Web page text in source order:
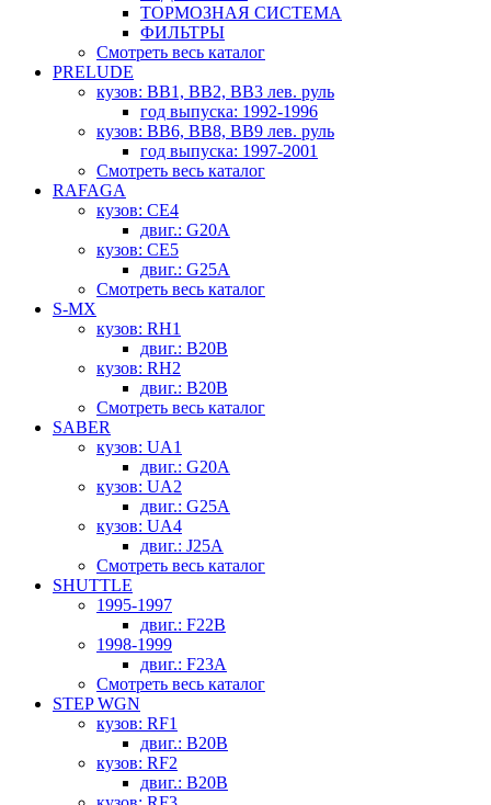
ТОРМОЗНАЯ СИСТЕМА
ФИЛЬТРЫ
Смотреть весь каталог
PRELUDE
кузов: BB1, BB2, BB3 лев. руль
год выпуска: 1992-1996
кузов: BB6, BB8, BB9 лев. руль
год выпуска: 1997-2001
Смотреть весь каталог
RAFAGA
кузов: CE4
двиг.: G20A
кузов: CE5
двиг.: G25A
Смотреть весь каталог
S-MX
кузов: RH1
двиг.: B20B
кузов: RH2
двиг.: B20B
Смотреть весь каталог
SABER
кузов: UA1
двиг.: G20A
кузов: UA2
двиг.: G25A
кузов: UA4
двиг.: J25A
Смотреть весь каталог
SHUTTLE
1995-1997
двиг.: F22B
1998-1999
двиг.: F23A
Смотреть весь каталог
STEP WGN
кузов: RF1
двиг.: B20B
кузов: RF2
двиг.: B20B